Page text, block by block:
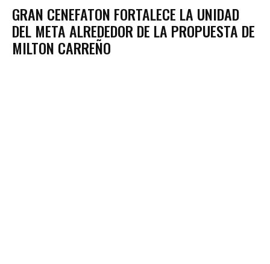
GRAN CENEFATON FORTALECE LA UNIDAD
DEL META ALREDEDOR DE LA PROPUESTA DE
MILTON CARREÑO